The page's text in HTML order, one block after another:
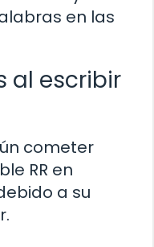
en las
al escribir
cometer
RR en
a su